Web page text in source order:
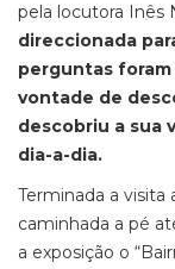
pela locutora Inês
direccionada
perguntas
vontade de
descobriu a sua
dia-a-dia.
Terminada a visita
caminhada a pé
a exposição o